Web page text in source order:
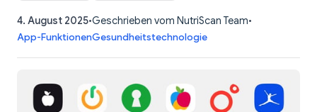
4. August 2025•Geschrieben vom NutriScan Team•
App-FunktionenGesundheitstechnologie